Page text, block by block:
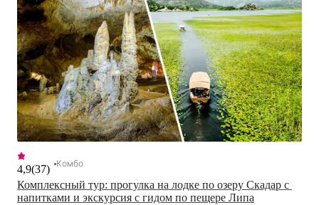
Комплексный тур: прогулка на лодке по озеру Скадар с
напитками и экскурсия с гидом по пещере Липа
4,9(37) Комбо